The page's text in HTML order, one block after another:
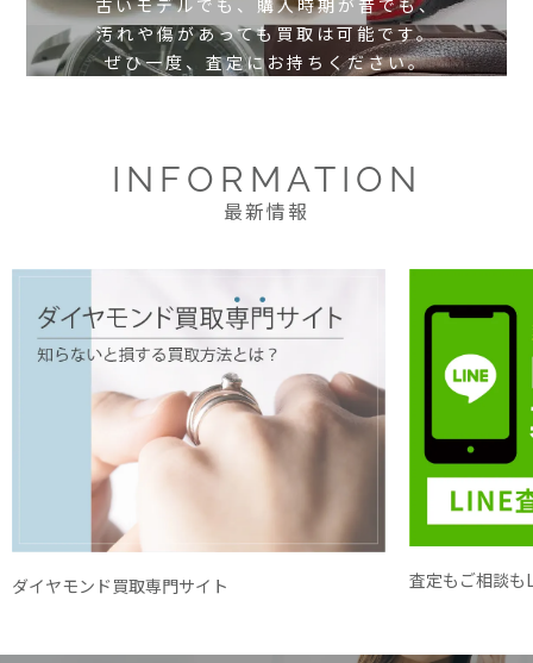
古いモデルでも、購入時期が昔でも、
汚れや傷があっても買取は可能です。
ぜひ一度、査定にお持ちください。
INFORMATION
最新情報
ダイヤモンド買取専門サイト 査定もご相談も